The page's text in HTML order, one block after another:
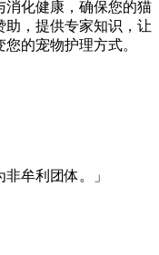
消化健康，确保您的猫
助，提供专家知识，让
的宠物护理方式。
牟利团体。」